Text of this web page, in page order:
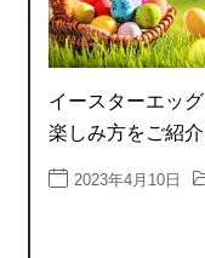
イースターエッ
楽しみ方をご紹介
2023年4月10日